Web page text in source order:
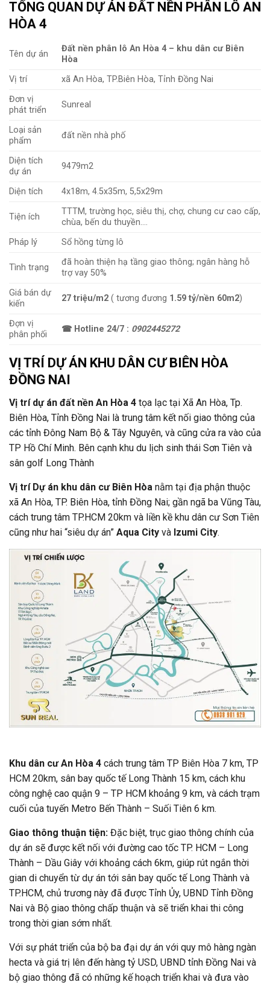
TỔNG QUAN DỰ ÁN ĐẤT NỀN PHÂN LÔ AN
HÒA 4
Tên dự án
Đất nền phân lô An Hòa 4 – khu dân cư Biên
Hòa
Vị trí
xã An Hòa, TP.Biên Hòa, Tỉnh Đồng Nai
Đơn vị
phát triển
Sunreal
Loại sản
phẩm
đất nền nhà phố
Diện tích
dự án
9479m2
Diện tích 4x18m, 4.5x35m, 5,5x29m
Tiện ích
TTTM, trường học, siêu thị, chợ, chung cư cao cấp,
chùa, bến du thuyền….
Pháp lý
Sổ hồng từng lô
Tình trạng
đã hoàn thiện hạ tầng giao thông; ngân hàng hỗ
trợ vay 50%
Giá bán dự
kiến
27 triệu/m2 ( tương đương 1.59 tỷ/nền 60m2)
Đợn vị
phân phối
☎ Hotline 24/7 : 0902445272
VỊ TRÍ DỰ ÁN KHU DÂN CƯ BIÊN HÒA
ĐỒNG NAI
Vị trí dự án đất nền An Hòa 4 tọa lạc tại Xã An Hòa, Tp.
Biên Hòa, Tỉnh Đồng Nai là trung tâm kết nối giao thông của
các tỉnh Đông Nam Bộ & Tây Nguyên, và cũng cửa ra vào của
TP Hồ Chí Minh. Bên cạnh khu du lịch sinh thái Sơn Tiên và
sân golf Long Thành
Vị trí Dự án khu dân cư Biên Hòa nằm tại địa phận thuộc
xã An Hòa, TP. Biên Hòa, tỉnh Đồng Nai; gần ngã ba Vũng Tàu,
cách trung tâm TP.HCM 20km và liền kề khu dân cư Sơn Tiên
cũng như hai “siêu dự án” Aqua City và Izumi City.
Khu dân cư An Hòa 4 cách trung tâm TP Biên Hòa 7 km, TP
HCM 20km, sân bay quốc tế Long Thành 15 km, cách khu
công nghệ cao quận 9 – TP HCM khoảng 9 km, và cách trạm
cuối của tuyến Metro Bến Thành – Suối Tiên 6 km.
Giao thông thuận tiện: Đặc biệt, trục giao thông chính của
dự án sẽ được kết nối với đường cao tốc TP. HCM – Long
Thành – Dầu Giây với khoảng cách 6km, giúp rút ngắn thời
gian di chuyển từ dự án tới sân bay quốc tế Long Thành và
TP.HCM, chủ trương này đã được Tỉnh Ủy, UBND Tỉnh Đồng
Nai và Bộ giao thông chấp thuận và sẽ triển khai thi công
trong thời gian sớm nhất.
Với sự phát triển của bộ ba đại dự án với quy mô hàng ngàn
hecta và giá trị lên đến hàng tỷ USD, UBND tỉnh Đồng Nai và
bộ giao thông đã có những kế hoạch triển khai và đưa vào